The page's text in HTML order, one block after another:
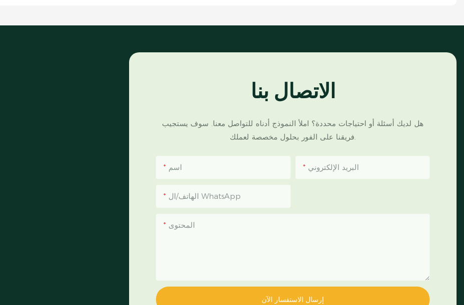
الاتصال بنا
هل لديك أسئلة أو احتياجات محددة؟ املأ النموذج أدناه للتواصل معنا. سوف يستجيب
فريقنا على الفور بحلول مخصصة لعملك.
اسم البريد الإلكتروني
الهاتف/ال WhatsApp
المحتوى
إرسال الاستفسار الآن